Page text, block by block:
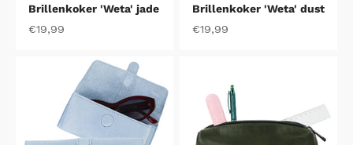
Brillenkoker 'Weta' jade
Aanbiedingsprijs
€19,99
Brillenkoker 'Weta' dust
Aanbiedingsprijs
€19,99